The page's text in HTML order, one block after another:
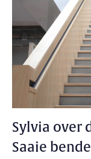
Sylvia over
Saaie